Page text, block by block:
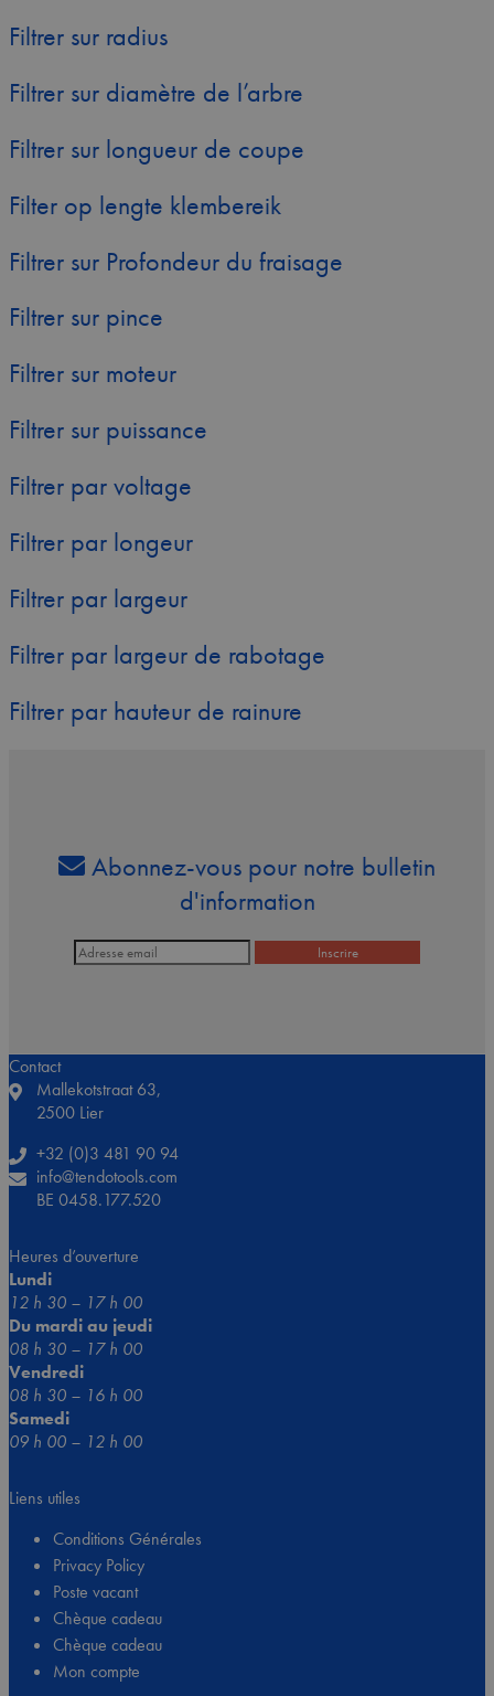
Filtrer sur radius
Filtrer sur diamètre de l’arbre
Filtrer sur longueur de coupe
Filter op lengte klembereik
Filtrer sur Profondeur du fraisage
Filtrer sur pince
Filtrer sur moteur
Filtrer sur puissance
Filtrer par voltage
Filtrer par longeur
Filtrer par largeur
Filtrer par largeur de rabotage
Filtrer par hauteur de rainure
Abonnez-vous pour notre bulletin
d'information
Contact
Mallekotstraat 63,
2500 Lier
+32 (0)3 481 90 94
info@tendotools.com
BE 0458.177.520
Heures d’ouverture
Lundi
12 h 30 – 17 h 00
Du mardi au jeudi
08 h 30 – 17 h 00
Vendredi
08 h 30 – 16 h 00
Samedi
09 h 00 – 12 h 00
Liens utiles
Conditions Générales
Privacy Policy
Poste vacant
Chèque cadeau
Chèque cadeau
Mon compte